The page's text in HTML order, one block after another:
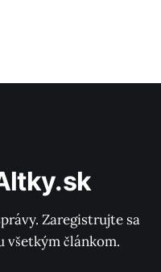
Zaregistrujte sa
všetkým článkom.